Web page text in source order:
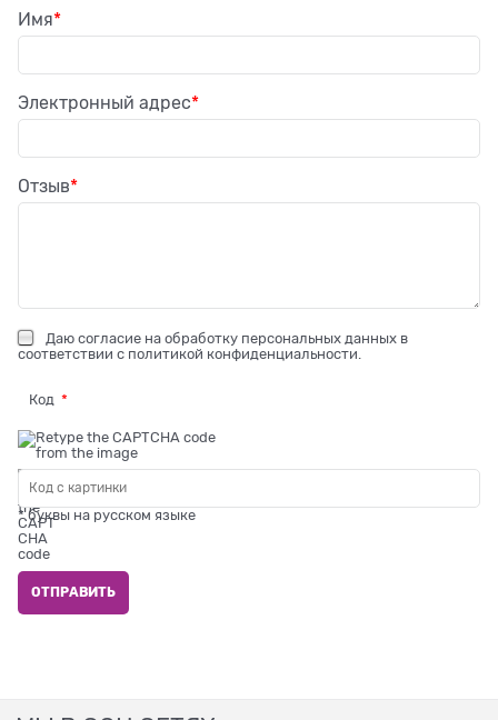
Имя
Электронный адрес
Отзыв
Даю согласие на обработку персональных данных в
соответствии с политикой конфиденциальности
Код
* буквы на русском языке